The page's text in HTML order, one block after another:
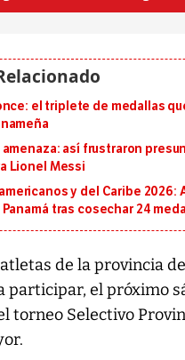
el triplete de medallas
amenaza: así frustraron
Lionel Messi
y del Caribe 2026:
tras cosechar 24
de la provincia
participar, el próximo
torneo Selectivo